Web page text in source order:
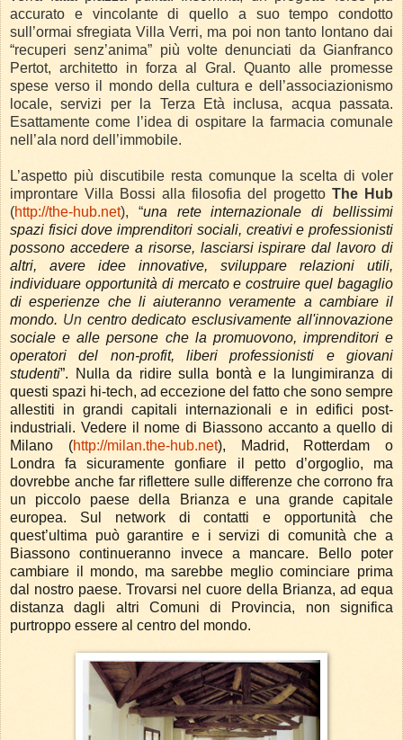
accurato e vincolante di quello a suo tempo condotto
sull’ormai sfregiata Villa Verri, ma poi non tanto lontano dai
“recuperi senz’anima” più volte denunciati da Gianfranco
Pertot, architetto in forza al Gral. Quanto alle promesse
spese verso il mondo della cultura e dell’associazionismo
locale, servizi per la Terza Età inclusa, acqua passata.
Esattamente come l’idea di ospitare la farmacia comunale
nell’ala nord dell’immobile.
L’aspetto più discutibile resta comunque la scelta di voler
improntare Villa Bossi alla filosofia del progetto The Hub
(http://the-hub.net), “una rete internazionale di bellissimi
spazi fisici dove imprenditori sociali, creativi e professionisti
possono accedere a risorse, lasciarsi ispirare dal lavoro di
altri, avere idee innovative, sviluppare relazioni utili,
individuare opportunità di mercato e costruire quel bagaglio
di esperienze che li aiuteranno veramente a cambiare il
mondo. Un centro dedicato esclusivamente all'innovazione
sociale e alle persone che la promuovono, imprenditori e
operatori del non-profit, liberi professionisti e giovani
studenti”. Nulla da ridire sulla bontà e la lungimiranza di
questi spazi hi-tech, ad eccezione del fatto che sono sempre
allestiti in grandi capitali internazionali e in edifici post-
industriali. Vedere il nome di Biassono accanto a quello di
Milano (http://milan.the-hub.net), Madrid, Rotterdam o
Londra fa sicuramente gonfiare il petto d’orgoglio, ma
dovrebbe anche far riflettere sulle differenze che corrono fra
un piccolo paese della Brianza e una grande capitale
europea. Sul network di contatti e opportunità che
quest’ultima può garantire e i servizi di comunità che a
Biassono continueranno invece a mancare. Bello poter
cambiare il mondo, ma sarebbe meglio cominciare prima
dal nostro paese. Trovarsi nel cuore della Brianza, ad equa
distanza dagli altri Comuni di Provincia, non significa
purtroppo essere al centro del mondo.